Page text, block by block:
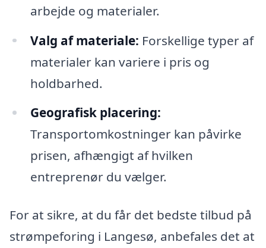
arbejde og materialer.
Valg af materiale: Forskellige typer af
materialer kan variere i pris og
holdbarhed.
Geografisk placering:
Transportomkostninger kan påvirke
prisen, afhængigt af hvilken
entreprenør du vælger.
For at sikre, at du får det bedste tilbud på
strømpeforing i Langesø, anbefales det at